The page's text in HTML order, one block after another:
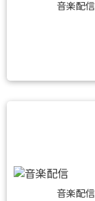
音楽配信
音楽配信